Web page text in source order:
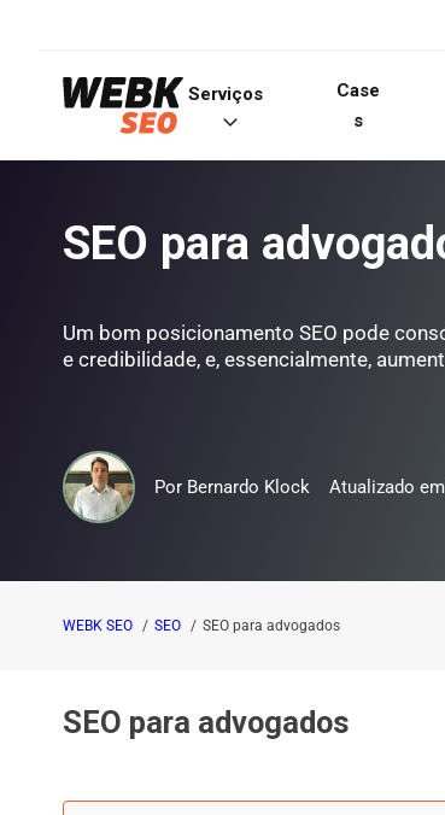
Serviços
Case
s
SEO para
Um bom posicionamento SEO pode
e credibilidade, e, essencialmente,
Por Bernardo Klock Atualizado em
WEBK SEO SEO SEO para advogados
SEO para advogados